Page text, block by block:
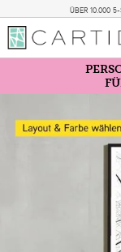
ÜBER 10.000 5-